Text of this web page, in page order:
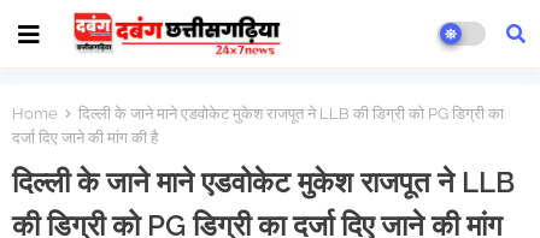
Home
दिल्ली के जाने माने एडवोकेट मुकेश राजपूत ने LLB की डिग्री को PG डिग्री का
दर्जा दिए जाने की मांग की है
दिल्ली के जाने माने एडवोकेट मुकेश राजपूत ने LLB
की डिग्री को PG डिग्री का दर्जा दिए जाने की मांग